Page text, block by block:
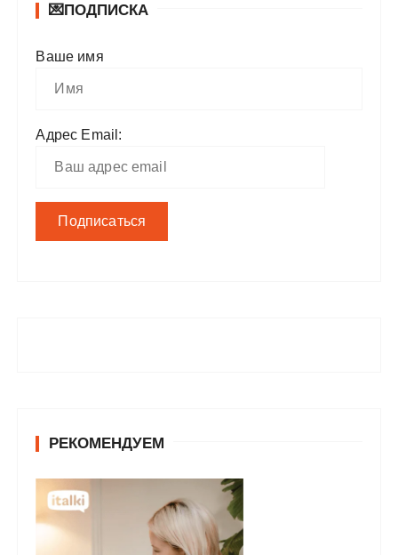
💌ПОДПИСКА
Ваше имя
Адрес Email:
РЕКОМЕНДУЕМ